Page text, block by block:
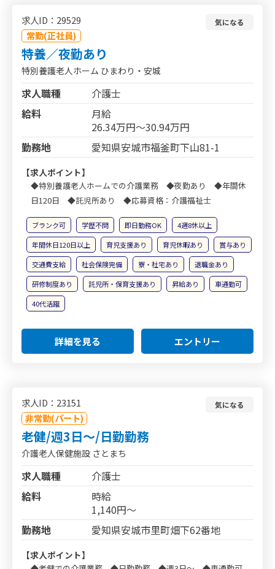
求人ID：29529
常勤(正社員)
気になる
特養／夜勤あり
特別養護老人ホーム ひまわり・安城
求人職種
介護士
給料
月給
26.34万円～30.94万円
勤務地
愛知県安城市福釜町下山81-1
【求人ポイント】
◆特別養護老人ホームでの介護業務 ◆夜勤あり ◆年間休
日120日 ◆託児所あり ◆応募資格：介護福祉士
ブランク可 学歴不問 即日勤務OK
4週8休以上
年間休日120日以上
育児支援あり 育児休暇あり
賞与あり
交通費支給
社会保険完備 寮・社宅あり
退職金あり
研修制度あり
託児所・保育支援あり 昇給あり
車通勤可
40代活躍
詳細を見る エントリー
求人ID：23151
非常勤(パート)
気になる
老健/週3日～/日勤勤務
介護老人保健施設 さとまち
求人職種
介護士
給料
時給
1,140円～
勤務地
愛知県安城市里町畑下62番地
【求人ポイント】